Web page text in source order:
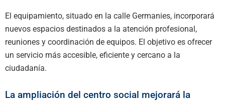
El equipamiento, situado en la calle Germanies, incorporará
nuevos espacios destinados a la atención profesional,
reuniones y coordinación de equipos. El objetivo es ofrecer
un servicio más accesible, eficiente y cercano a la
ciudadanía.
La ampliación del centro social mejorará la